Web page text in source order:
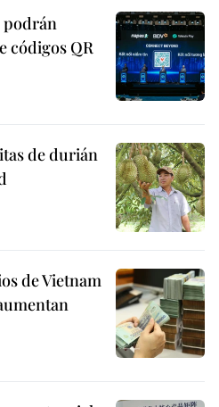
podrán
códigos QR
de durián
de Vietnam